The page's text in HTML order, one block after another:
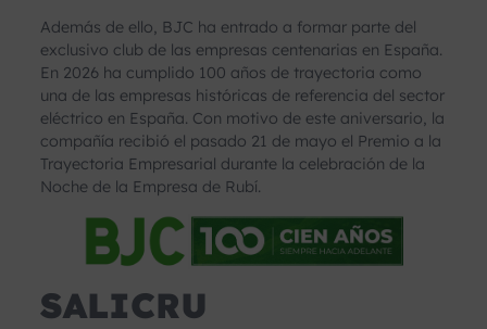
Además de ello, BJC ha entrado a formar parte del
exclusivo club de las empresas centenarias en España.
En 2026 ha cumplido 100 años de trayectoria como
una de las empresas históricas de referencia del sector
eléctrico en España. Con motivo de este aniversario, la
compañía recibió el pasado 21 de mayo el Premio a la
Trayectoria Empresarial durante la celebración de la
Noche de la Empresa de Rubí.
SALICRU